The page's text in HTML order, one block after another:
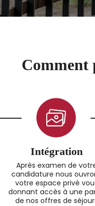
Comment
Intégration
Après examen de
candidature nous
votre espace privé
donnant accès à une
de nos offres de